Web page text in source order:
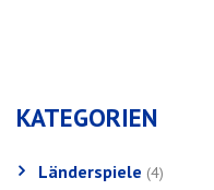
KATEGORIEN
Länderspiele (4)